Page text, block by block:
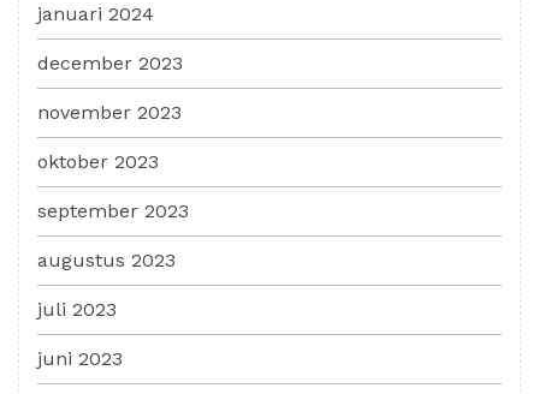
januari 2024
december 2023
november 2023
oktober 2023
september 2023
augustus 2023
juli 2023
juni 2023